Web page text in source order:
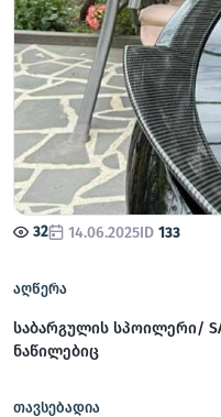
32 14.06.2025ID 133
აღწერა
საბარგულის სპოილერი/
ნაწილებიც
თავსებადია